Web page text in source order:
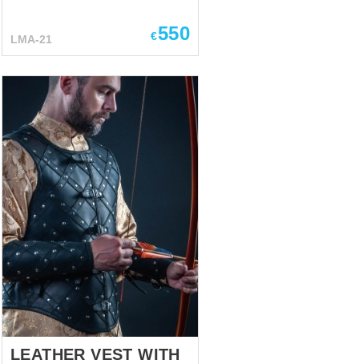
Knights of the Old Republic
videogame. Leather armor vest
can easily perform all the
dizzying jedi’ acrobatic tricks.
The reason is belts with
buckles are placed not only on
sides, but there are shoulders
belts on chest too. Such fixing
type allow the medieval leather
vest to fit your body absolutely.
Moreover, additional leather
layers are not only decorative
the armor, adding to the image
a special jedi style, but also
add several layers of protection
for you. Your arms wasn't ...
LMA-21 €550
LEATHER VEST WITH